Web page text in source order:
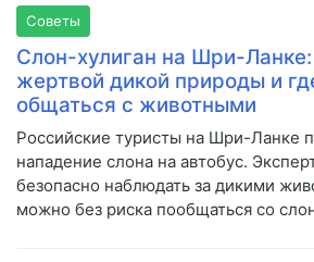
Советы
Слон-хулиган на Шри-Ланке:
жертвой дикой природы и
общаться с животными
Российские туристы на Шри-Ланке
нападение слона на автобус.
безопасно наблюдать за дикими
можно без риска пообщаться со